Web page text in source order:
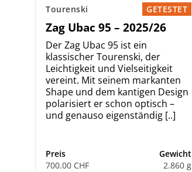
Tourenski GETESTET
Zag Ubac 95 – 2025/26
Der Zag Ubac 95 ist ein
klassischer Tourenski, der
Leichtigkeit und Vielseitigkeit
vereint. Mit seinem markanten
Shape und dem kantigen Design
polarisiert er schon optisch –
und genauso eigenständig [..]
Preis
700.00 CHF
Gewicht
2.860 g